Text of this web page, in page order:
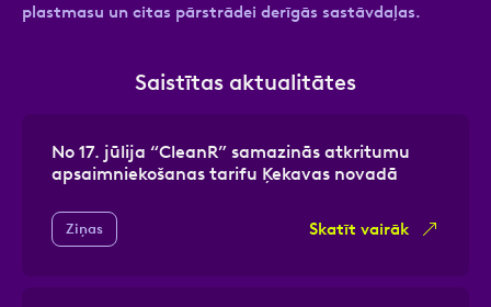
plastmasu un citas pārstrādei derīgās sastāvdaļas.
Saistītas aktualitātes
No 17. jūlija “CleanR” samazinās atkritumu
apsaimniekošanas tarifu Ķekavas novadā
Ziņas Skatīt vairāk